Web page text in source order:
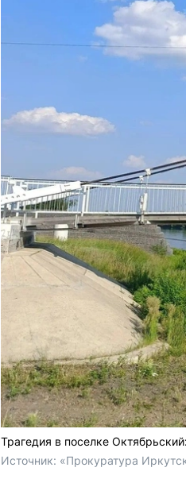
Трагедия в поселке
Источник: «Прокуратура